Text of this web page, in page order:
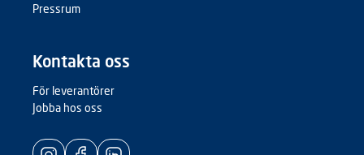
Pressrum
Kontakta oss
För leverantörer
Jobba hos oss